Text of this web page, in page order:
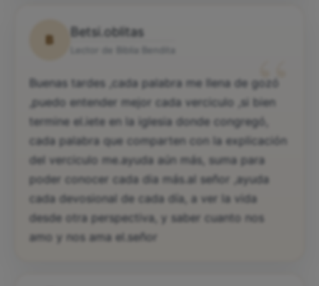
B
Betsi.oblitas
“
Buenas tardes ,cada palabra me llena de gozó
,puedo entender mejor cada verciculo ,si bien
termine el.iete en la iglesia donde congregó,
cada palabra que comparten con la explicación
del verciculo me.ayuda aún más, suma para
poder conocer cada dia más.al señor ,ayuda
cada devosional de cada día, a ver la vida
desde otra perspectiva, y saber cuanto nos
amo y nos ama el.señor